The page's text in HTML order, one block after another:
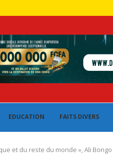
EDUCATION FAITS DIVERS
et du reste du monde », Ali